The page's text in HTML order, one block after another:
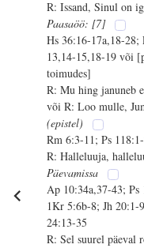
R: Issand, Sinul on
Paasaöö: [7]
Hs 36:16-17a,18-28;
13,14-15,18-19 või
toimudes]
R: Mu hing januneb
või R: Loo mulle,
(epistel)
Rm 6:3-11; Ps
R: Halleluuja,
Päevamissa
Ap 10:34a,37-43;
1Kr 5:6b-8; Jh
24:13-35
R: Sel suurel päeval